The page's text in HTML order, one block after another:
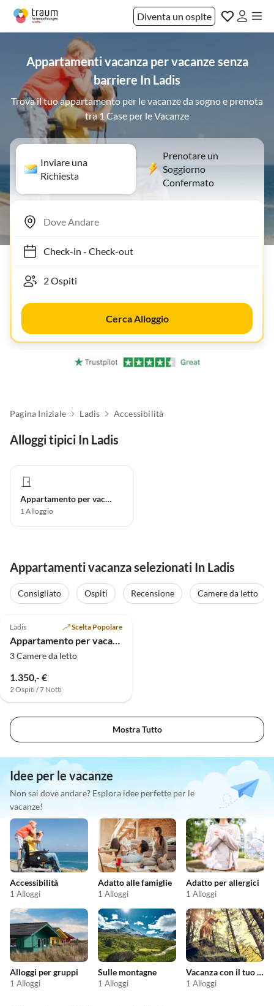
Diventa un ospite
Appartamenti vacanza per vacanze senza
barriere In Ladis
Trova il tuo appartamento per le vacanze da sogno e prenota
tra 1 Case per le Vacanze
Inviare una
Richiesta
Prenotare un
Soggiorno
Confermato
Check-in- Check-out
Cerca Alloggio
Pagina Iniziale Ladis Accessibilità
Alloggi tipici In Ladis
Appartamento per vacanze
1Alloggio
Appartamenti vacanza selezionati In Ladis
Consigliato Ospiti Recensione Camere da letto
Ladis Scelta Popolare
Appartamento per vacanze Apart Sunshine
3 Camere da letto
1.350,- €
2 Ospiti / 7 Notti
Mostra Tutto
Idee per le vacanze
Non sai dove andare? Esplora idee perfette per le
vacanze!
Accessibilità
1 Alloggi
Adatto alle famiglie
1 Alloggi
Adatto per allergici
1 Alloggi
Alloggi per gruppi
1 Alloggi
Sulle montagne
1 Alloggi
Vacanza con il tuo cane
1 Alloggi